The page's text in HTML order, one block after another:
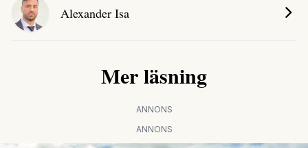
Alexander Isa
Mer läsning
ANNONS
ANNONS